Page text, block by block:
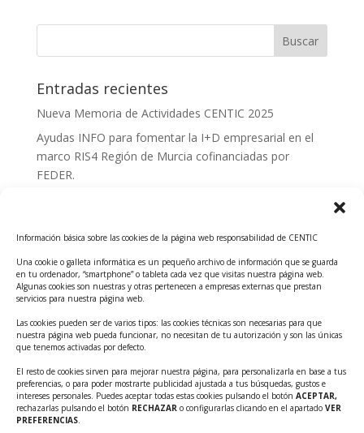
Información básica sobre las cookies de la página web responsabilidad de CENTIC
Una cookie o galleta informática es un pequeño archivo de información que se guarda
en tu ordenador, “smartphone” o tableta cada vez que visitas nuestra página web.
Algunas cookies son nuestras y otras pertenecen a empresas externas que prestan
servicios para nuestra página web.
Las cookies pueden ser de varios tipos: las cookies técnicas son necesarias para que
nuestra página web pueda funcionar, no necesitan de tu autorización y son las únicas
que tenemos activadas por defecto.
El resto de cookies sirven para mejorar nuestra página, para personalizarla en base a tus
preferencias, o para poder mostrarte publicidad ajustada a tus búsquedas, gustos e
intereses personales. Puedes aceptar todas estas cookies pulsando el botón ACEPTAR,
rechazarlas pulsando el botón RECHAZAR o configurarlas clicando en el apartado VER
PREFERENCIAS.
Entradas recientes
Nueva Memoria de Actividades CENTIC 2025
Ayudas INFO para fomentar la I+D empresarial en el
marco RIS4 Región de Murcia cofinanciadas por
FEDER.
Tecnológicos 2ª ed.
Ayudas INFO para el apoyo a las empresas
innovadoras con potencial tecnológico y escalables
Convocatoria Cheque de Innovación. Ayudas INFO
para la contratación de servicios de Innovación y
Competitividad
Cheque Inversión del INFO. Ayudas para la
contratación de servicios de Innovación y
Competitividad para apoyar rondas de financiación.